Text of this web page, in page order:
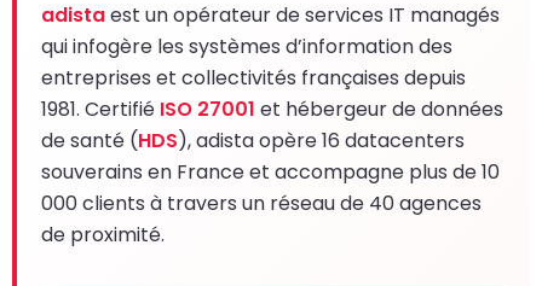
adistaest un opérateur de services IT managés
qui infogère les systèmes d’information des
entreprises et collectivités françaises depuis
1981. Certifié ISO 27001 et hébergeur de données
de santé (HDS), adista opère 16 datacenters
souverains en France et accompagne plus de 10
000 clients à travers un réseau de 40 agences
de proximité.